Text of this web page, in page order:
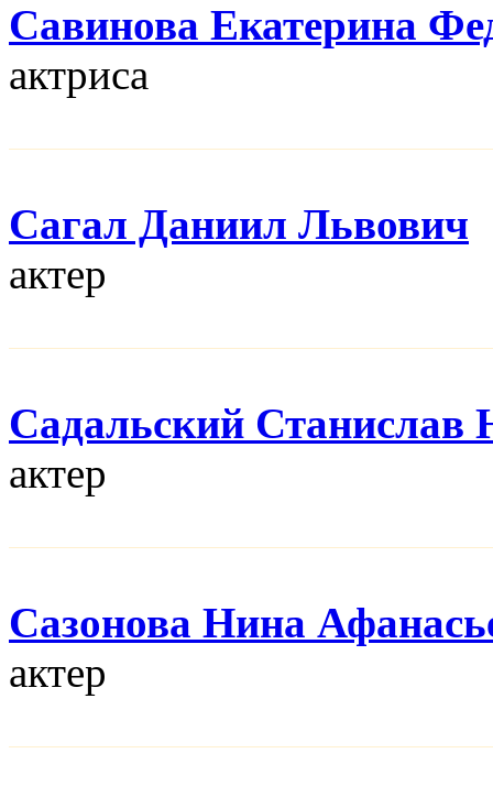
Савинова Екатерина
актриса
Сагал Даниил Львович
актер
Садальский
актер
Сазонова Нина
актер